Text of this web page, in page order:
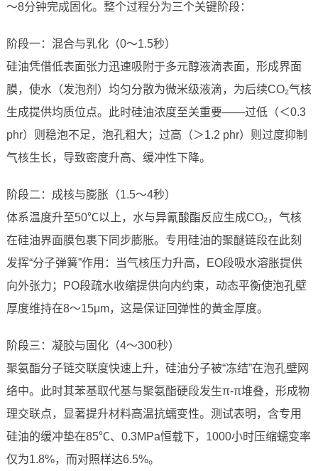
～8分钟完成固化。整个过程分为三个关键阶段：
阶段一：混合与乳化（0～1.5秒）
硅油凭借低表面张力迅速吸附于多元醇液滴表面，形成界面
膜，使水（发泡剂）均匀分散为微米级液滴，为后续CO₂气核
生成提供均质位点。此时硅油浓度至关重要——过低（＜0.3
phr）则稳泡不足，泡孔粗大；过高（＞1.2 phr）则过度抑制
气核生长，导致密度升高、缓冲性下降。
阶段二：成核与膨胀（1.5～4秒）
体系温度升至50℃以上，水与异氰酸酯反应生成CO₂，气核
在硅油界面膜包裹下同步膨胀。专用硅油的聚醚链段在此刻
发挥“分子弹簧”作用：当气核压力升高，EO段吸水溶胀提供
向外张力；PO段疏水收缩提供向内约束，动态平衡使泡孔壁
厚度维持在8～15μm，这是保证回弹性的黄金厚度。
阶段三：凝胶与固化（4～300秒）
聚氨酯分子链交联度快速上升，硅油分子被“冻结”在泡孔壁网
络中。此时其苯基取代基与聚氨酯硬段发生π-π堆叠，形成物
理交联点，显著提升材料高温抗蠕变性。测试表明，含专用
硅油的缓冲垫在85℃、0.3MPa恒载下，1000小时压缩蠕变率
仅为1.8%，而对照样达6.5%。